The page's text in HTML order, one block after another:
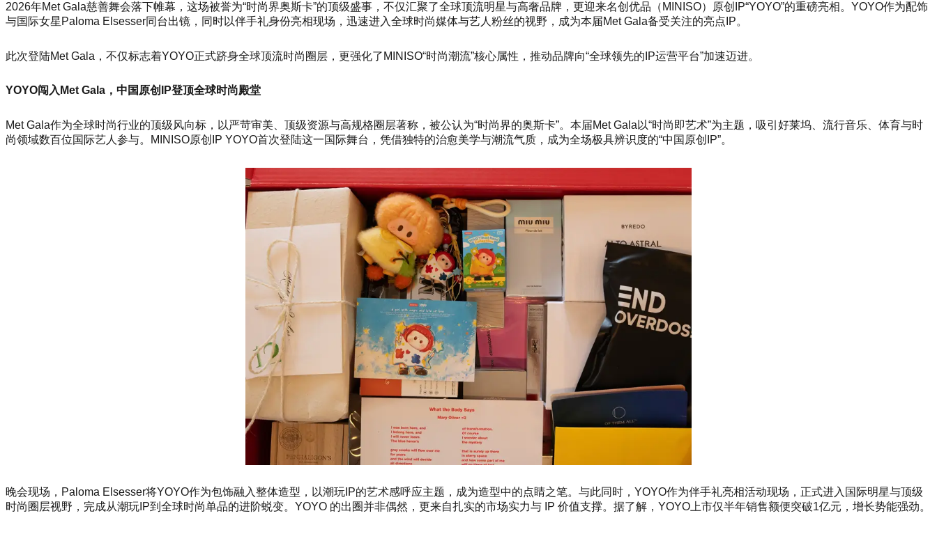
2026年Met Gala慈善舞会落下帷幕，这场被誉为“时尚界奥斯卡”的顶级盛事，不仅汇聚了全球顶流明星与高奢品牌，更迎来名创优品（MINISO）原创IP“YOYO”的重磅亮相。YOYO作为配饰
与国际女星Paloma Elsesser同台出镜，同时以伴手礼身份亮相现场，迅速进入全球时尚媒体与艺人粉丝的视野，成为本届Met Gala备受关注的亮点IP。
此次登陆Met Gala，不仅标志着YOYO正式跻身全球顶流时尚圈层，更强化了MINISO“时尚潮流”核心属性，推动品牌向“全球领先的IP运营平台”加速迈进。
YOYO闯入Met Gala，中国原创IP登顶全球时尚殿堂
Met Gala作为全球时尚行业的顶级风向标，以严苛审美、顶级资源与高规格圈层著称，被公认为“时尚界的奥斯卡”。本届Met Gala以“时尚即艺术”为主题，吸引好莱坞、流行音乐、体育与时
尚领域数百位国际艺人参与。MINISO原创IP YOYO首次登陆这一国际舞台，凭借独特的治愈美学与潮流气质，成为全场极具辨识度的“中国原创IP”。
晚会现场，Paloma Elsesser将YOYO作为包饰融入整体造型，以潮玩IP的艺术感呼应主题，成为造型中的点睛之笔。与此同时，YOYO作为伴手礼亮相活动现场，正式进入国际明星与顶级
时尚圈层视野，完成从潮玩IP到全球时尚单品的进阶蜕变。YOYO 的出圈并非偶然，更来自扎实的市场实力与 IP 价值支撑。据了解，YOYO上市仅半年销售额便突破1亿元，增长势能强劲。